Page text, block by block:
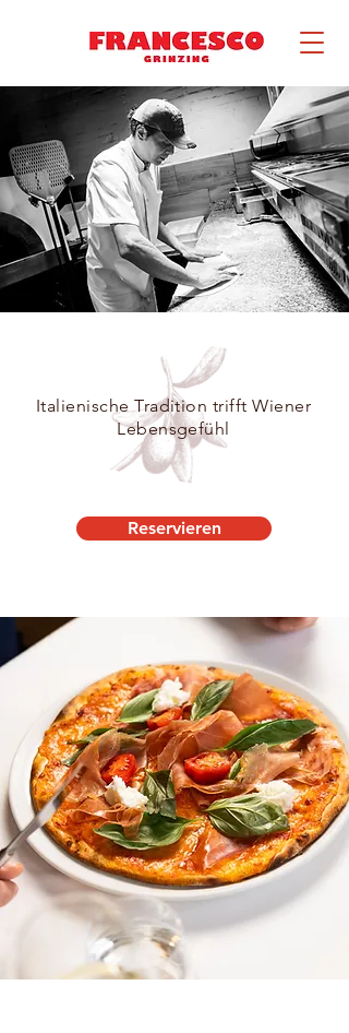
Italienische Tradition trifft Wiener
Lebensgefühl
Reservieren